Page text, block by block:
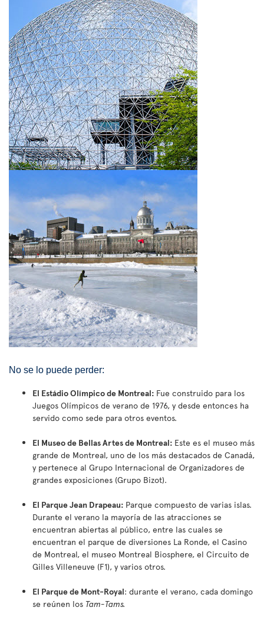
No se lo puede perder:
El Estádio Olímpico de Montreal: Fue construido para los
Juegos Olímpicos de verano de 1976, y desde entonces ha
servido como sede para otros eventos.
El Museo de Bellas Artes de Montreal: Este es el museo más
grande de Montreal, uno de los más destacados de Canadá,
y pertenece al Grupo Internacional de Organizadores de
grandes exposiciones (Grupo Bizot).
El Parque Jean Drapeau: Parque compuesto de varias islas.
Durante el verano la mayoría de las atracciones se
encuentran abiertas al público, entre las cuales se
encuentran el parque de diversiones La Ronde, el Casino
de Montreal, el museo Montreal Biosphere, el Circuito de
Gilles Villeneuve (F1), y varios otros.
El Parque de Mont-Royal: durante el verano, cada domingo
se reúnen los Tam-Tams.